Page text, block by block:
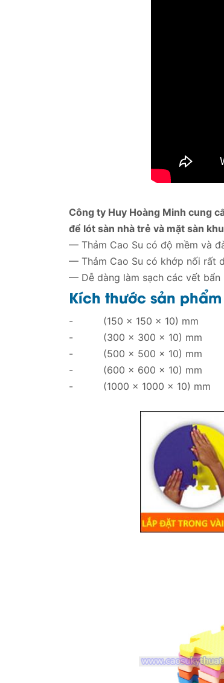
Công ty Huy Hoàng Minh cung
để lót sàn nhà trẻ và mặt sàn
— Thảm Cao Su có độ mềm và
— Thảm Cao Su có khớp nối rất
— Dễ dàng làm sạch các vết bẩn
Kích thước sản
- (150 x 150 x 10) mm
- (300 x 300 x 10) mm
- (500 x 500 x 10) mm
- (600 x 600 x 10) mm
- (1000 x 1000 x 10) mm